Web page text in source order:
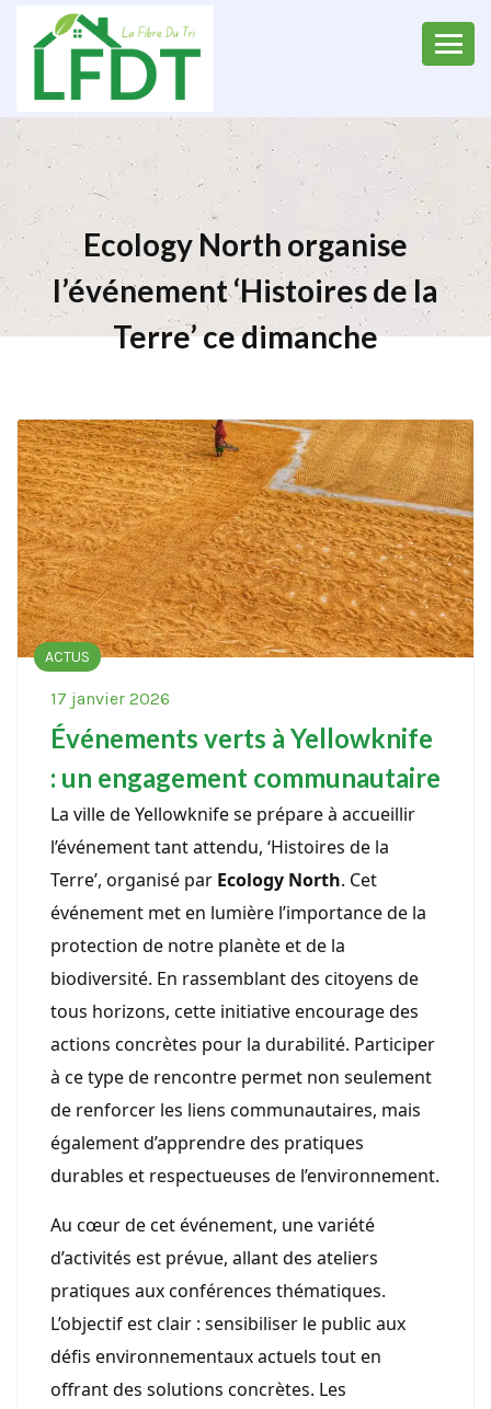
Ecology North organise
l’événement ‘Histoires de la
Terre’ ce dimanche
ACTUS
17 janvier 2026
Événements verts à Yellowknife
: un engagement communautaire
La ville de Yellowknife se prépare à accueillir
l’événement tant attendu, ‘Histoires de la
Terre’, organisé par Ecology North. Cet
événement met en lumière l’importance de la
protection de notre planète et de la
biodiversité. En rassemblant des citoyens de
tous horizons, cette initiative encourage des
actions concrètes pour la durabilité. Participer
à ce type de rencontre permet non seulement
de renforcer les liens communautaires, mais
également d’apprendre des pratiques
durables et respectueuses de l’environnement.
Au cœur de cet événement, une variété
d’activités est prévue, allant des ateliers
pratiques aux conférences thématiques.
L’objectif est clair : sensibiliser le public aux
défis environnementaux actuels tout en
offrant des solutions concrètes. Les